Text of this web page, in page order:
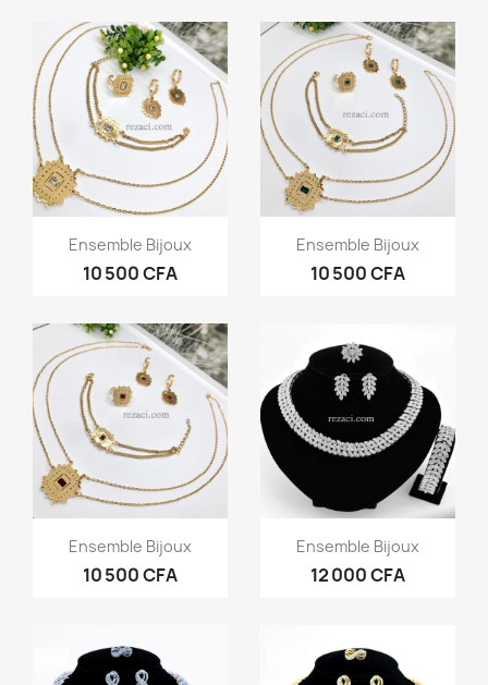
Aperçu rapide
Ensemble Bijoux
10 500 CFA
Aperçu rapide
Ensemble Bijoux
10 500 CFA
Aperçu rapide
Ensemble Bijoux
10 500 CFA
Aperçu rapide
Ensemble Bijoux
12 000 CFA